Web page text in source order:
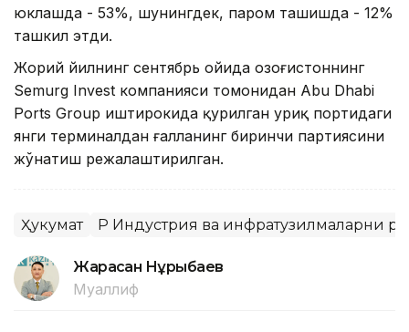
юклашда - 53%, шунингдек, паром ташишда - 12%
ташкил этди.
Жорий йилнинг сентябрь ойида Қозоғистоннинг
Semurg Invest компанияси томонидан Abu Dhabi
Ports Group иштирокида қурилган Қуриқ портидаги
янги терминалдан ғалланинг биринчи партиясини
жўнатиш режалаштирилган.
Ҳукумат ҚР Индустрия ва инфратузилмаларни
Жарасқан Нұрыбаев
Муаллиф